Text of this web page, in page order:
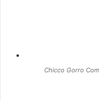
Chicco Gorro